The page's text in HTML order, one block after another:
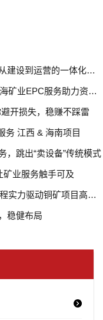
EPC+M+O全周期服务——海外矿山从建设到运营的一体化解决方案
31项世界第一！中国矿产底气足，鑫海矿业EPC服务助力资源强国建设
开损失，稳赚不踩雷
务 江西 & 海南项目
，跳出“卖设备”传统模式
矿业服务触手可及
铜矿采选EPC总承包服务商：以全流程实力驱动铜矿项目高效落地
稳健布局